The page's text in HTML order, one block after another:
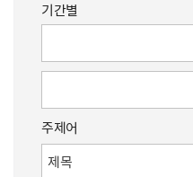
기간별
주제어